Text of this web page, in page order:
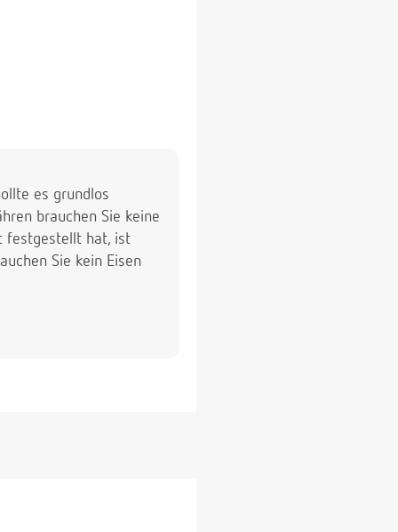
es grundlos
brauchen Sie keine
festgestellt hat, ist
Sie kein Eisen